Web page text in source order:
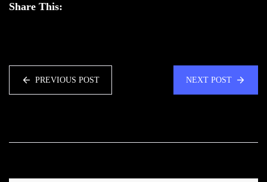
Share This:
PREVIOUS POST NEXT POST